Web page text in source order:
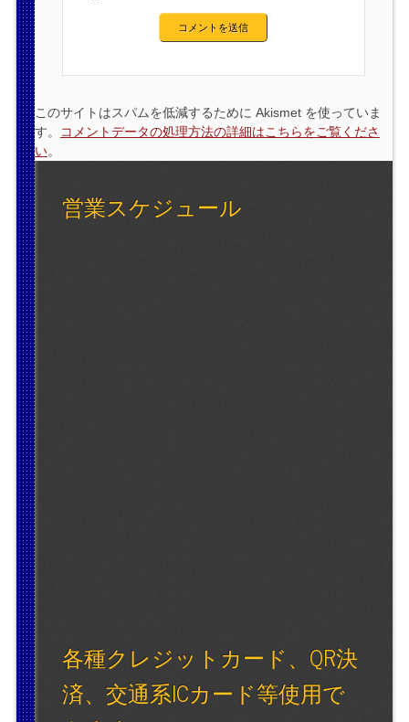
このサイトはスパムを低減するために Akismet を使っていま
す。
コメントデータの処理方法の詳細はこちらをご覧くださ
い。
営業スケジュール
各種クレジットカード、QR決
済、交通系ICカード等使用で